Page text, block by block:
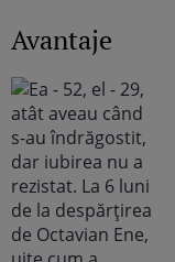
Avantaje